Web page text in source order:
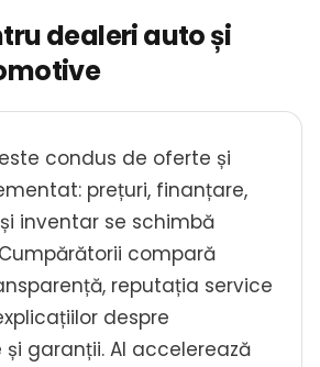
dealeri auto și
condus de oferte și
prețuri, finanțare,
inventar se schimbă
compară
reputația service
despre
garanții. AI accelerează